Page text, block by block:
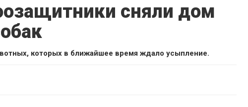
сняли дом
которых в ближайшее время ждало усыпление.